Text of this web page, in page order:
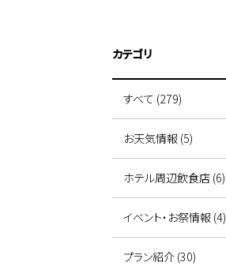
カテゴリ
すべて (279)
お天気情報 (5)
ホテル周辺飲食店 (6)
イベント・お祭情報 (4)
プラン紹介 (30)